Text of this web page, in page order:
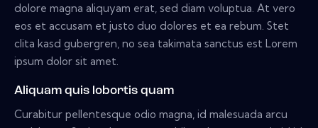
dolore magna aliquyam erat, sed diam voluptua. At vero
eos et accusam et justo duo dolores et ea rebum. Stet
clita kasd gubergren, no sea takimata sanctus est Lorem
ipsum dolor sit amet.
Aliquam quis lobortis quam
Curabitur pellentesque odio magna, id malesuada arcu